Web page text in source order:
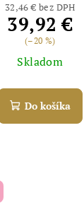
32,46 € bez DPH
39,92 €
(–20 %)
Skladom
Do košíka